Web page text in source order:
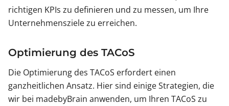
richtigen KPIs zu definieren und zu messen, um Ihre
Unternehmensziele zu erreichen.
Optimierung des TACoS
Die Optimierung des TACoS erfordert einen
ganzheitlichen Ansatz. Hier sind einige Strategien, die
wir bei madebyBrain anwenden, um Ihren TACoS zu